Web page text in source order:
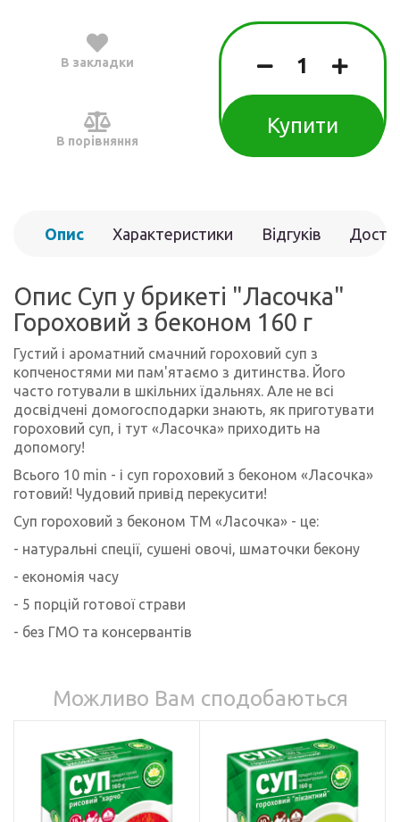
В закладки
В порівняння
Купити
Опис Характеристики Відгуків
Опис Суп у брикеті "Ласочка"
Гороховий з беконом 160 г
Густий і ароматний смачний гороховий суп з
копченостями ми пам'ятаємо з дитинства. Його
часто готували в шкільних їдальнях. Але не всі
досвідчені домогосподарки знають, як приготувати
гороховий суп, і тут «Ласочка» приходить на
допомогу!
Всього 10 min - і суп гороховий з беконом «Ласочка»
готовий! Чудовий привід перекусити!
Суп гороховий з беконом ТМ «Ласочка» - це:
- натуральні спеції, сушені овочі, шматочки бекону
- економія часу
- 5 порцій готової страви
- без ГМО та консервантів
Можливо Вам сподобаються